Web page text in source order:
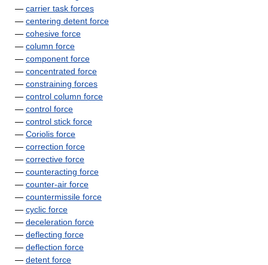
— carrier task forces
— centering detent force
— cohesive force
— column force
— component force
— concentrated force
— constraining forces
— control column force
— control force
— control stick force
— Coriolis force
— correction force
— corrective force
— counteracting force
— counter-air force
— countermissile force
— cyclic force
— deceleration force
— deflecting force
— deflection force
— detent force